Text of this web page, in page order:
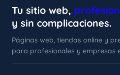
Tu sitio web,
y sin complicaciones.
Páginas web, tiendas online y
para profesionales y empresas
xImenA